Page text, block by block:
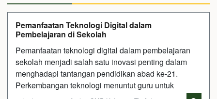
Pemanfaatan Teknologi Digital dalam
Pembelajaran di Sekolah
Pemanfaatan teknologi digital dalam pembelajaran
sekolah menjadi salah satu inovasi penting dalam
menghadapi tantangan pendidikan abad ke-21.
Perkembangan teknologi menuntut guru untuk